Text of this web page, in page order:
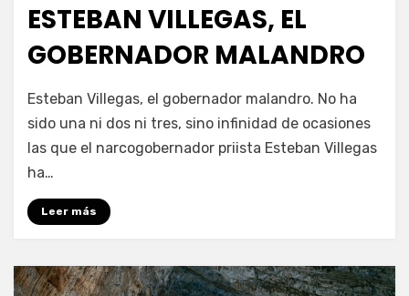
ESTEBAN VILLEGAS, EL
GOBERNADOR MALANDRO
por Fernando Miranda Servín
Esteban Villegas, el gobernador malandro. No ha
sido una ni dos ni tres, sino infinidad de ocasiones
las que el narcogobernador priista Esteban Villegas
ha…
Leer más